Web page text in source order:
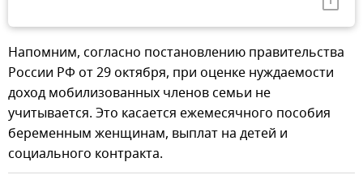
Напомним, согласно постановлению правительства
России РФ от 29 октября, при оценке нуждаемости
доход мобилизованных членов семьи не
учитывается. Это касается ежемесячного пособия
беременным женщинам, выплат на детей и
социального контракта.